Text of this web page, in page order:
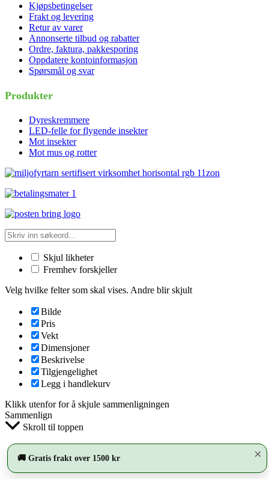
Kjøpsbetingelser
Frakt og levering
Retur av varer
Annonserte tilbud og rabatter
Ordre, faktura, pakkesporing
Oppdatere kontoinformasjon
Spørsmål og svar
Produkter
Dyreskremmere
LED-felle for flygende insekter
Mot insekter
Mot mus og rotter
×
🚚 Gratis frakt over 1500 kr
Skjul likheter
Fremhev forskjeller
Velg hvilke felter som skal vises. Andre blir skjult
Bilde
Pris
Vekt
Dimensjoner
Beskrivelse
Tilgjengelighet
Legg i handlekurv
Klikk utenfor for å skjule sammenligningen
Sammenlign
Skroll til toppen